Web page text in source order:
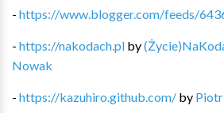
- https://www.blogger.com/feeds/
- https://nakodach.pl by
Nowak
- https://kazuhiro.github.com/ by